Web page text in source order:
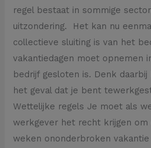
regel bestaat in sommige
uitzondering. Het kan nu
collectieve sluiting is van het
vakantiedagen moet opnemen
bedrijf gesloten is. Denk
het geval dat je bent
Wettelijke regels Je moet als
werkgever het recht krijgen
weken ononderbroken